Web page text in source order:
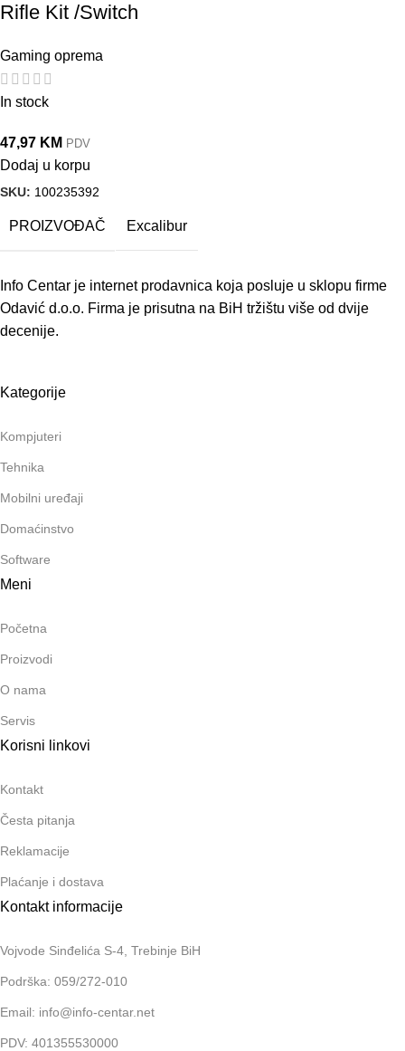
Rifle Kit /Switch
Gaming oprema
In stock
47,97 KM PDV
Dodaj u korpu
SKU: 100235392
PROIZVOĐAČ Excalibur
Info Centar je internet prodavnica koja posluje u sklopu firme
Odavić d.o.o. Firma je prisutna na BiH tržištu više od dvije
decenije.
Kategorije
Kompjuteri
Tehnika
Mobilni uređaji
Domaćinstvo
Software
Meni
Početna
Proizvodi
O nama
Servis
Korisni linkovi
Kontakt
Česta pitanja
Reklamacije
Plaćanje i dostava
Kontakt informacije
Vojvode Sinđelića S-4, Trebinje BiH
Podrška: 059/272-010
Email: info@info-centar.net
PDV: 401355530000